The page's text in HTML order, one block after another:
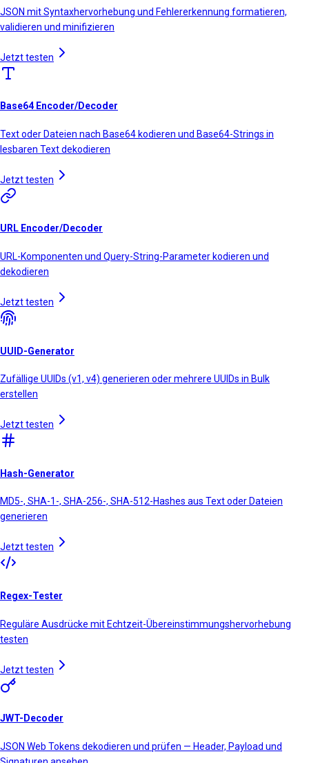
JSON mit Syntaxhervorhebung und Fehlererkennung formatieren,
validieren und minifizieren
Jetzt testen
Base64 Encoder/Decoder
Text oder Dateien nach Base64 kodieren und Base64-Strings in
lesbaren Text dekodieren
Jetzt testen
URL Encoder/Decoder
URL-Komponenten und Query-String-Parameter kodieren und
dekodieren
Jetzt testen
UUID-Generator
Zufällige UUIDs (v1, v4) generieren oder mehrere UUIDs in Bulk
erstellen
Jetzt testen
Hash-Generator
MD5-, SHA-1-, SHA-256-, SHA-512-Hashes aus Text oder Dateien
generieren
Jetzt testen
Regex-Tester
Reguläre Ausdrücke mit Echtzeit-Übereinstimmungshervorhebung
testen
Jetzt testen
JWT-Decoder
JSON Web Tokens dekodieren und prüfen — Header, Payload und